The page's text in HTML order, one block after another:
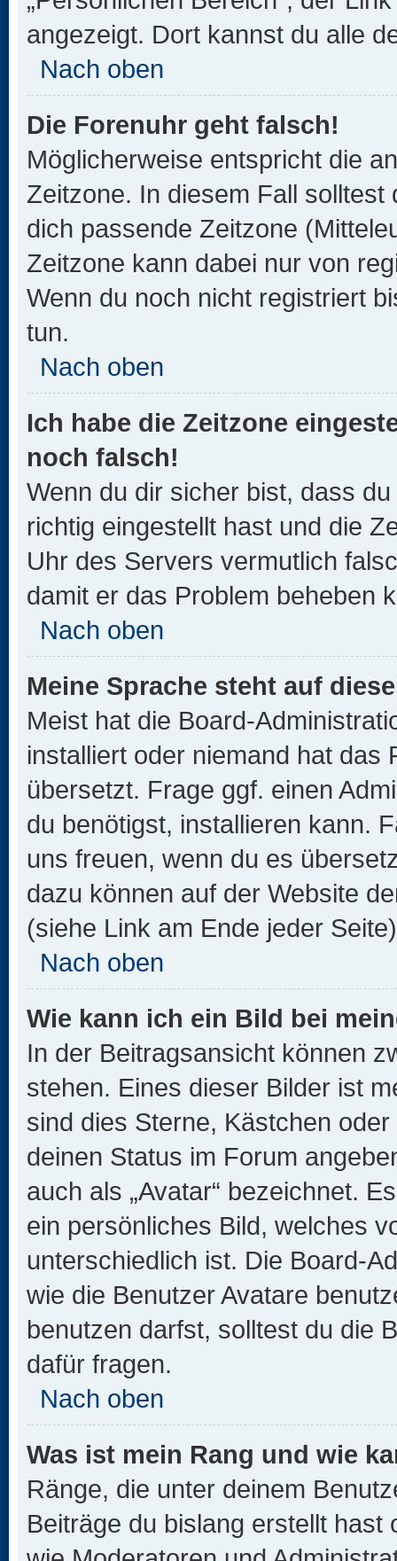
angezeigt. Dort kannst du alle
Nach oben
Die Forenuhr geht falsch!
Möglicherweise entspricht die
Zeitzone. In diesem Fall solltest
dich passende Zeitzone
Zeitzone kann dabei nur von
Wenn du noch nicht registriert
tun.
Nach oben
Ich habe die Zeitzone
noch falsch!
Wenn du dir sicher bist, dass
richtig eingestellt hast und die
Uhr des Servers vermutlich
damit er das Problem beheben
Nach oben
Meine Sprache steht auf
Meist hat die Board-
installiert oder niemand hat das
übersetzt. Frage ggf. einen
du benötigst, installieren kann.
uns freuen, wenn du es
dazu können auf der Website
(siehe Link am Ende jeder
Nach oben
Wie kann ich ein Bild bei
In der Beitragsansicht können
stehen. Eines dieser Bilder ist
sind dies Sterne, Kästchen
deinen Status im Forum
auch als „Avatar“ bezeichnet.
ein persönliches Bild, welches
unterschiedlich ist. Die Board-
wie die Benutzer Avatare
benutzen darfst, solltest du die
dafür fragen.
Nach oben
Was ist mein Rang und wie
Ränge, die unter deinem
Beiträge du bislang erstellt